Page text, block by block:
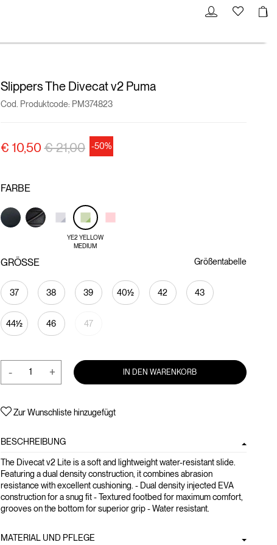
Slippers The Divecat v2 Puma
Cod. Produktcode: PM374823
€ 10,50Preisreduzierung von
€ 21,00auf
-50%
FARBE
YE2 YELLOW
MEDIUM
GRÖSSE
37 38 39 40½ 42 43
44½ 46 47
Größentabelle
- + IN DEN WARENKORB
Zur Wunschliste hinzugefügt
BESCHREIBUNG
The Divecat v2 Lite is a soft and lightweight water-resistant slide.
Featuring a dual density construction, it combines abrasion
resistance with excellent cushioning. - Dual density injected EVA
construction for a snug fit - Textured footbed for maximum comfort,
grooves on the bottom for superior grip - Water resistant.
MATERIAL UND PFLEGE